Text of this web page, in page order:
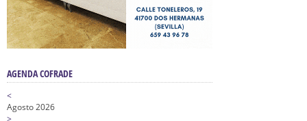
AGENDA COFRADE
<
Agosto 2026
>